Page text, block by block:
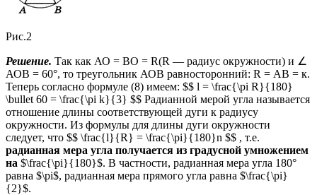
Рис.2
Решение. Так как АО = ВО = R(R — радиус окружности) и ∠
АОВ = 60°, то треугольник АОВ равносторонний: R = АВ = к.
Теперь согласно формуле (8) имеем: $$ l = \frac{\pi R}{180}
\bullet 60 = \frac{\pi k}{3} $$ Радианной мерой угла называется
отношение длины соответствующей дуги к радиусу
окружности. Из формулы для длины дуги окружности
следует, что $$ \frac{l}{R} = \frac{\pi}{180}n $$ , т.е.
радианная мера угла получается из градусной умножением
на $\frac{\pi}{180}$. В частности, радианная мера угла 180°
равна $\pi$, радианная мера прямого угла равна $\frac{\pi}
{2}$.